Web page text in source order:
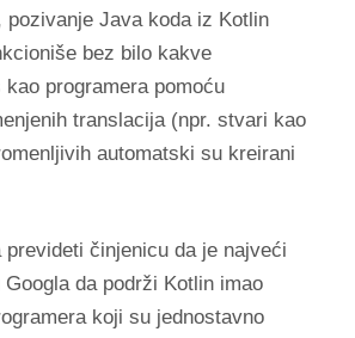
pozivanje Java koda iz Kotlin
bez bilo kakve
programera pomoću
translacija (npr. stvari kao
automatski su kreirani
prevideti činjenicu da je najveći
da podrži Kotlin imao
koji su jednostavno